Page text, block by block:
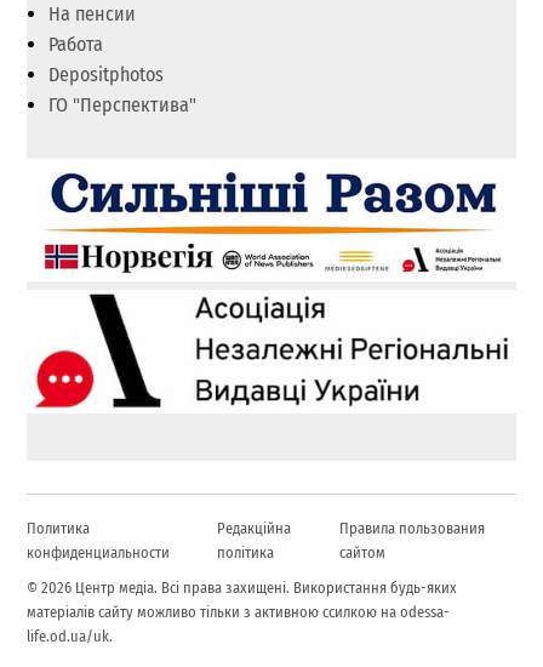
На пенсии
Работа
Depositphotos
ГО "Перспектива"
Политика
конфиденциальности
Редакційна
політика
Правила пользования
сайтом
© 2026 Центр медіа. Всі права захищені. Використання будь-яких
матеріалів сайту можливо тільки з активною ссилкою на odessa-
life.od.ua/uk.